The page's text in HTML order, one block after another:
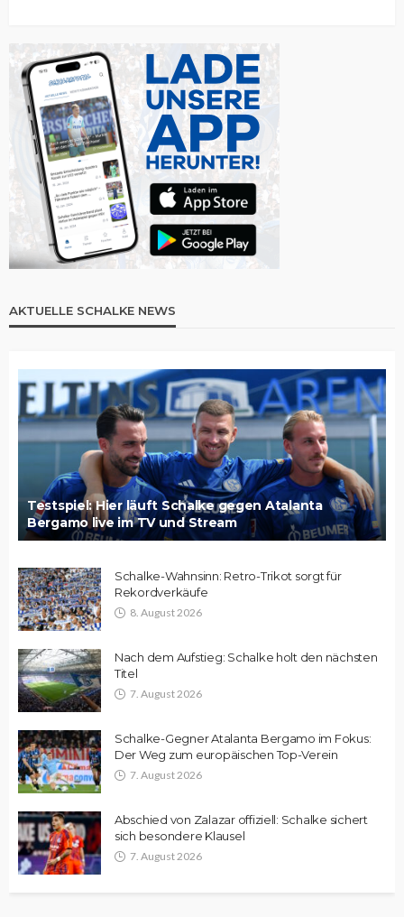
AKTUELLE SCHALKE NEWS
Testspiel: Hier läuft Schalke gegen Atalanta
Bergamo live im TV und Stream
Schalke-Wahnsinn: Retro-Trikot sorgt für
Rekordverkäufe
8. August 2026
Nach dem Aufstieg: Schalke holt den nächsten
Titel
7. August 2026
Schalke-Gegner Atalanta Bergamo im Fokus:
Der Weg zum europäischen Top-Verein
7. August 2026
Abschied von Zalazar offiziell: Schalke sichert
sich besondere Klausel
7. August 2026